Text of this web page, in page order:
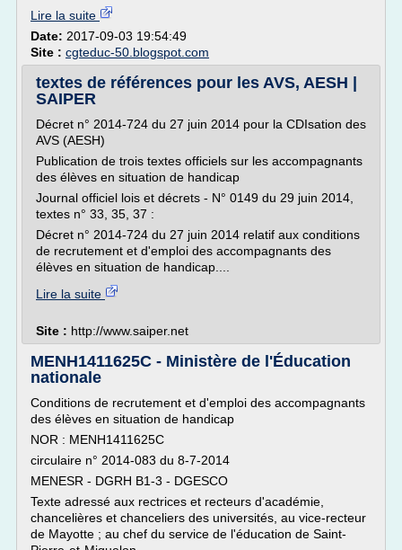
Lire la suite
Date: 2017-09-03 19:54:49
Site : cgteduc-50.blogspot.com
textes de références pour les AVS, AESH |
SAIPER
Décret n° 2014-724 du 27 juin 2014 pour la CDIsation des
AVS (AESH)
Publication de trois textes officiels sur les accompagnants
des élèves en situation de handicap
Journal officiel lois et décrets - N° 0149 du 29 juin 2014,
textes n° 33, 35, 37 :
Décret n° 2014-724 du 27 juin 2014 relatif aux conditions
de recrutement et d'emploi des accompagnants des
élèves en situation de handicap....
Lire la suite
Site : http://www.saiper.net
MENH1411625C - Ministère de l'Éducation
nationale
Conditions de recrutement et d'emploi des accompagnants
des élèves en situation de handicap
NOR : MENH1411625C
circulaire n° 2014-083 du 8-7-2014
MENESR - DGRH B1-3 - DGESCO
Texte adressé aux rectrices et recteurs d'académie,
chancelières et chanceliers des universités, au vice-recteur
de Mayotte ; au chef du service de l'éducation de Saint-